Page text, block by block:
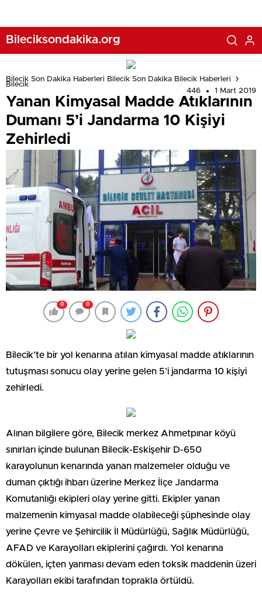
Bileciksondakika.org
Bilecik Son Dakika Haberleri Bilecik Son Dakika Bilecik Haberleri
Bilecik
446
1 Mart 2019
Yanan Kimyasal Madde Atıklarının
Dumanı 5’i Jandarma 10 Kişiyi
Zehirledi
0 0
Bilecik’te bir yol kenarına atılan kimyasal madde atıklarının
tutuşması sonucu olay yerine gelen 5’i jandarma 10 kişiyi
zehirledi.
Alınan bilgilere göre, Bilecik merkez Ahmetpınar köyü
sınırları içinde bulunan Bilecik-Eskişehir D-650
karayolunun kenarında yanan malzemeler olduğu ve
duman çıktığı ihbarı üzerine Merkez İlçe Jandarma
Komutanlığı ekipleri olay yerine gitti. Ekipler yanan
malzemenin kimyasal madde olabileceği şüphesinde olay
yerine Çevre ve Şehircilik İl Müdürlüğü, Sağlık Müdürlüğü,
AFAD ve Karayolları ekiplerini çağırdı. Yol kenarına
dökülen, içten yanması devam eden toksik maddenin üzeri
Karayolları ekibi tarafından toprakla örtüldü.